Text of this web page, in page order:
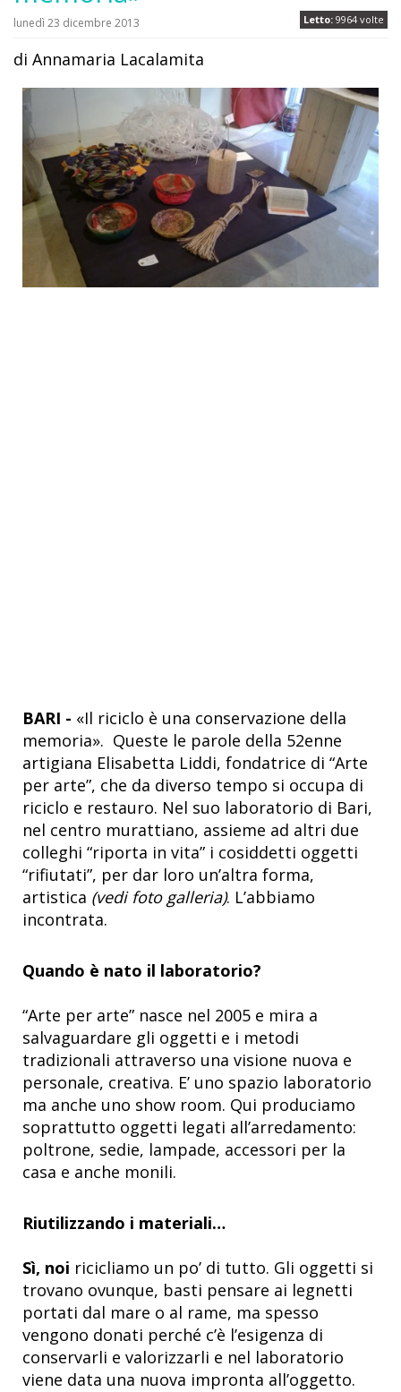
Letto: 9964 volte
lunedì 23 dicembre 2013
di Annamaria Lacalamita
BARI - «Il riciclo è una conservazione della
memoria». Queste le parole della 52enne
artigiana Elisabetta Liddi, fondatrice di “Arte
per arte”, che da diverso tempo si occupa di
riciclo e restauro. Nel suo laboratorio di Bari,
nel centro murattiano, assieme ad altri due
colleghi “riporta in vita” i cosiddetti oggetti
“rifiutati”, per dar loro un’altra forma,
artistica (vedi foto galleria). L’abbiamo
incontrata.
Quando è nato il laboratorio?
“Arte per arte” nasce nel 2005 e mira a
salvaguardare gli oggetti e i metodi
tradizionali attraverso una visione nuova e
personale, creativa. E’ uno spazio laboratorio
ma anche uno show room. Qui produciamo
soprattutto oggetti legati all’arredamento:
poltrone, sedie, lampade, accessori per la
casa e anche monili.
Riutilizzando i materiali…
Sì, noi ricicliamo un po’ di tutto. Gli oggetti si
trovano ovunque, basti pensare ai legnetti
portati dal mare o al rame, ma spesso
vengono donati perché c’è l’esigenza di
conservarli e valorizzarli e nel laboratorio
viene data una nuova impronta all’oggetto.